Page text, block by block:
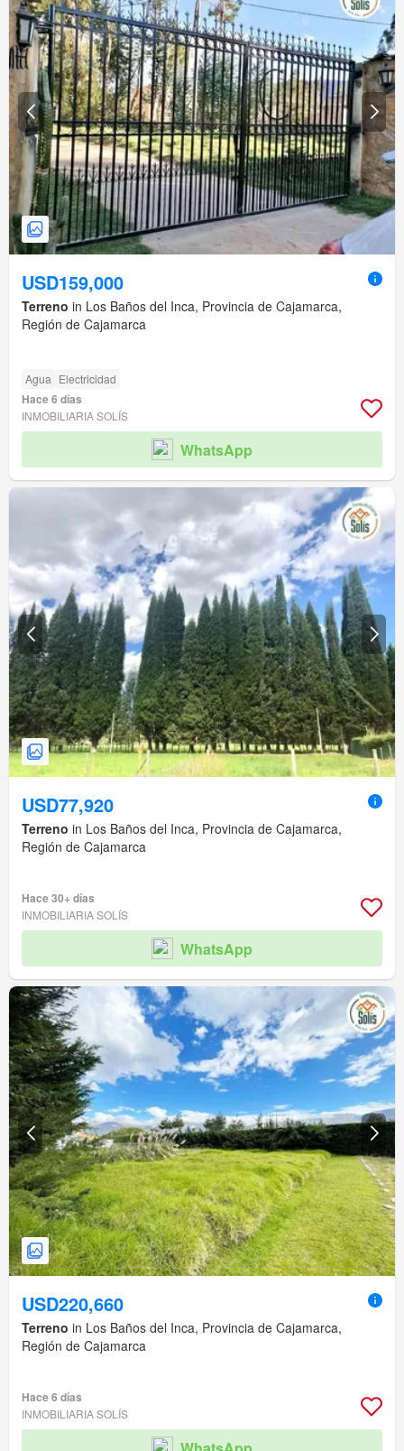
USD159,000
Terreno in Los Baños del Inca, Provincia de Cajamarca,
Región de Cajamarca
Agua Electricidad
Hace 6 días
INMOBILIARIA SOLÍS
WhatsApp
USD77,920
Terreno in Los Baños del Inca, Provincia de Cajamarca,
Región de Cajamarca
Hace 30+ días
INMOBILIARIA SOLÍS
WhatsApp
USD220,660
Terreno in Los Baños del Inca, Provincia de Cajamarca,
Región de Cajamarca
Hace 6 días
INMOBILIARIA SOLÍS